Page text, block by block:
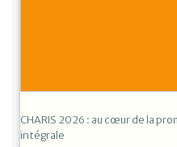
CHARIS 2026 : au cœur de la
intégrale